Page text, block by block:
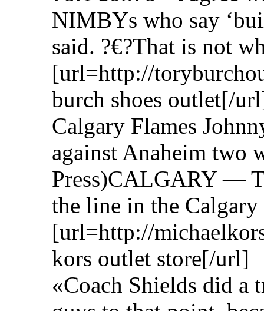
NIMBYs who say
said. ?€?That is not
[url=http://
burch shoes outlet[/
Calgary Flames
against Anaheim two
Press)CALGARY —
the line in the Calgary
[url=http://
kors outlet store[/url]
«Coach Shields did a